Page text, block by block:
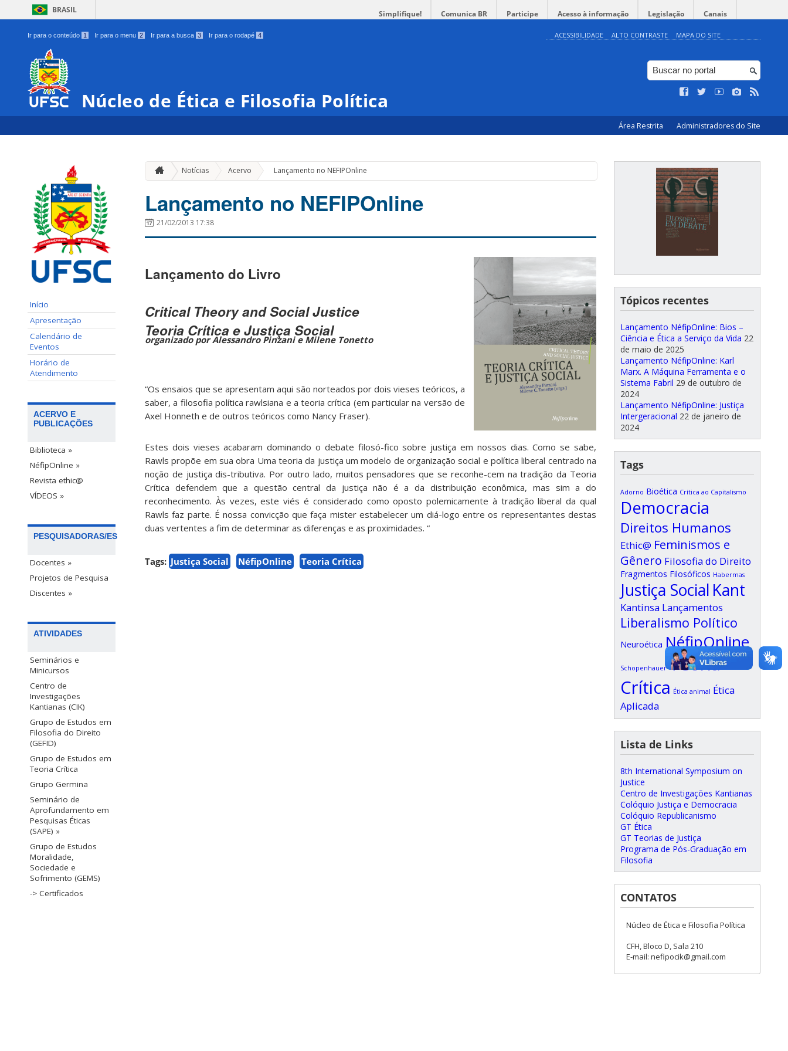
BRASIL Simplifique! Comunica BR Participe Acesso à informação Legislação Canais
Ir para o conteúdo 1 Ir para o menu 2 Ir para a busca 3 Ir para o rodapé 4 ACESSIBILIDADE ALTO CONTRASTE MAPA DO SITE
Núcleo de Ética e Filosofia Política
Área Restrita Administradores do Site
Início
Apresentação
Calendário de
Eventos
Horário de
Atendimento
ACERVO E
PUBLICAÇÕES
Biblioteca »
NéfipOnline »
Revista ethic@
VÍDEOS »
PESQUISADORAS/ES
Docentes »
Projetos de Pesquisa
Discentes »
ATIVIDADES
Seminários e
Minicursos
Centro de
Investigações
Kantianas (CIK)
Grupo de Estudos em
Filosofia do Direito
(GEFID)
Grupo de Estudos em
Teoria Crítica
Grupo Germina
Seminário de
Aprofundamento em
Pesquisas Éticas
(SAPE) »
Grupo de Estudos
Moralidade,
Sociedade e
Sofrimento (GEMS)
-> Certificados
Notícias Acervo » Lançamento no NEFIPOnline
Lançamento no NEFIPOnline
21/02/2013 17:38
Lançamento do Livro
Critical Theory and Social Justice
Teoria Crítica e Justiça Social
organizado por Alessandro Pinzani e Milene Tonetto
“Os ensaios que se apresentam aqui são norteados por dois vieses teóricos, a
saber, a filosofia política rawlsiana e a teoria crítica (em particular na versão de
Axel Honneth e de outros teóricos como Nancy Fraser).
Estes dois vieses acabaram dominando o debate filosó-fico sobre justiça em nossos dias. Como se sabe,
Rawls propõe em sua obra Uma teoria da justiça um modelo de organização social e política liberal centrado na
noção de justiça dis-tributiva. Por outro lado, muitos pensadores que se reconhe-cem na tradição da Teoria
Crítica defendem que a questão central da justiça não é a da distribuição econômica, mas sim a do
reconhecimento. Às vezes, este viés é considerado como oposto polemicamente à tradição liberal da qual
Rawls faz parte. É nossa convicção que faça mister estabelecer um diá-logo entre os representantes destas
duas vertentes a fim de determinar as diferenças e as proximidades. “
Tags: Justiça Social NéfipOnline Teoria Crítica
Tópicos recentes
Lançamento NéfipOnline: Bios –
Ciência e Ética a Serviço da Vida 22
de maio de 2025
Lançamento NéfipOnline: Karl
Marx. A Máquina Ferramenta e o
Sistema Fabril 29 de outubro de
2024
Lançamento NéfipOnline: Justiça
Intergeracional 22 de janeiro de
2024
Tags
Adorno Bioética Crítica ao Capitalismo
Democracia
Direitos Humanos
Ethic@ Feminismos e
Gênero Filosofia do Direito
Fragmentos Filosóficos Habermas
Justiça Social Kant
Kantinsa Lançamentos
Liberalismo Político
Neuroética NéfipOnline
Schopenhauer Teoria
Crítica Ética animal Ética
Aplicada
Lista de Links
8th International Symposium on
Justice
Centro de Investigações Kantianas
Colóquio Justiça e Democracia
Colóquio Republicanismo
GT Ética
GT Teorias de Justiça
Programa de Pós-Graduação em
Filosofia
CONTATOS
Núcleo de Ética e Filosofia Política
CFH, Bloco D, Sala 210
E-mail: nefipocik@gmail.com